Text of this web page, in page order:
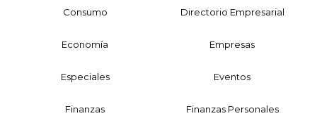
Consumo Directorio Empresarial
Economía Empresas
Especiales Eventos
Finanzas Finanzas Personales